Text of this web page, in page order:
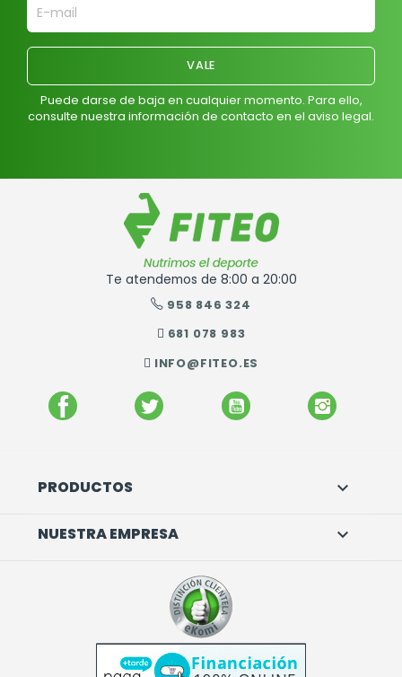
Puede darse de baja en cualquier momento. Para ello,
consulte nuestra información de contacto en el aviso legal.
Te atendemos de 8:00 a 20:00
958 846 324
681 078 983
INFO@FITEO.ES
FACEBOOK TWITTER YOUTUBE
PRODUCTOS 
NUESTRA EMPRESA 